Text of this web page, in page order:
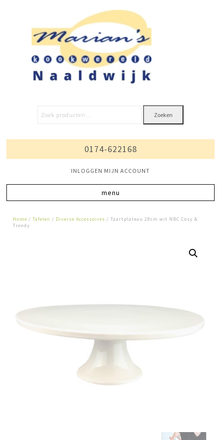
Zoeken
0174-622168
INLOGGEN MIJN ACCOUNT
Home /Tafelen / Diverse Accessoires / Taartplateau 28cm wit NBC Cosy &
Trendy